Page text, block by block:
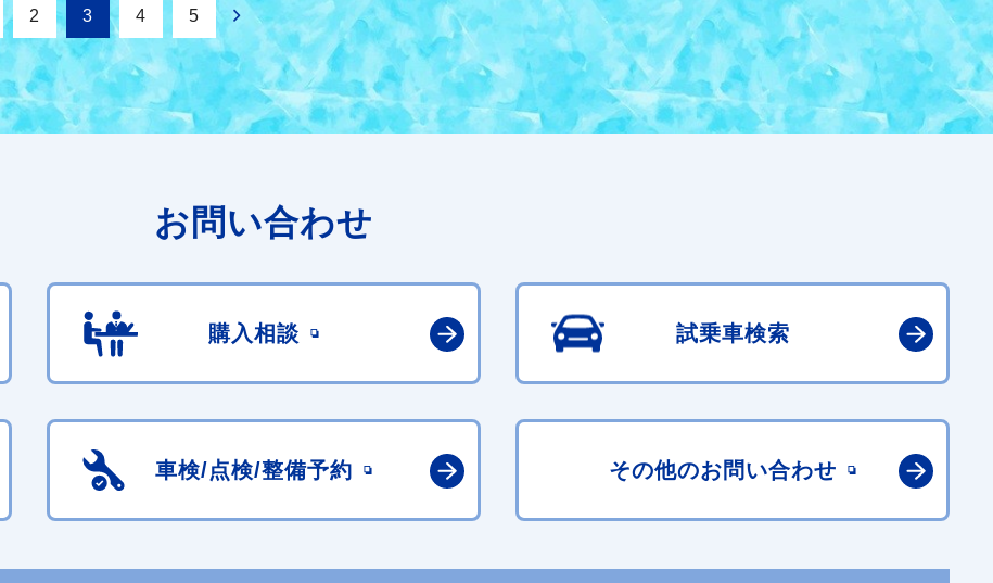
2 3 4 5
お問い合わせ
購入相談 試乗車検索
車検/点検/整備予約 その他のお問い合わせ